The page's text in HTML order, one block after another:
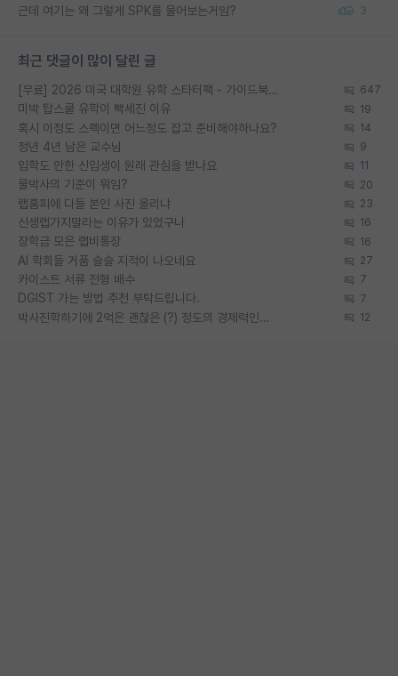
근데 여기는 왜 그렇게 SPK를 물어보는거임? 3
최근 댓글이 많이 달린 글
[무료] 2026 미국 대학원 유학 스타터팩 - 가이드북 & 합격자 컨택메일 템플릿 647
미박 탑스쿨 유학이 빡세진 이유 19
혹시 이정도 스펙이면 어느정도 잡고 준비해야하나요? 14
정년 4년 남은 교수님 9
입학도 안한 신입생이 원래 관심을 받나요 11
물박사의 기준이 뭐임? 20
랩홈피에 다들 본인 사진 올리냐 23
신생랩가지말라는 이유가 있었구나 16
장학금 모은 랩비통장 16
AI 학회들 거품 슬슬 지적이 나오네요 27
카이스트 서류 전형 배수 7
DGIST 가는 방법 추천 부탁드립니다. 7
박사진학하기에 2억은 괜찮은 (?) 정도의 경제력인가요 12